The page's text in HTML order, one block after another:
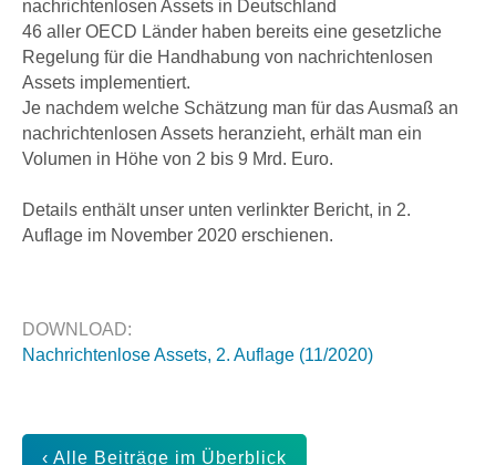
nachrichtenlosen Assets in Deutschland
46 aller OECD Länder haben bereits eine gesetzliche
Regelung für die Handhabung von nachrichtenlosen
Assets implementiert.
Je nachdem welche Schätzung man für das Ausmaß an
nachrichtenlosen Assets heranzieht, erhält man ein
Volumen in Höhe von 2 bis 9 Mrd. Euro.
Details enthält unser unten verlinkter Bericht, in 2.
Auflage im November 2020 erschienen.
DOWNLOAD:
Nachrichtenlose Assets, 2. Auflage (11/2020)
‹ Alle Beiträge im Überblick